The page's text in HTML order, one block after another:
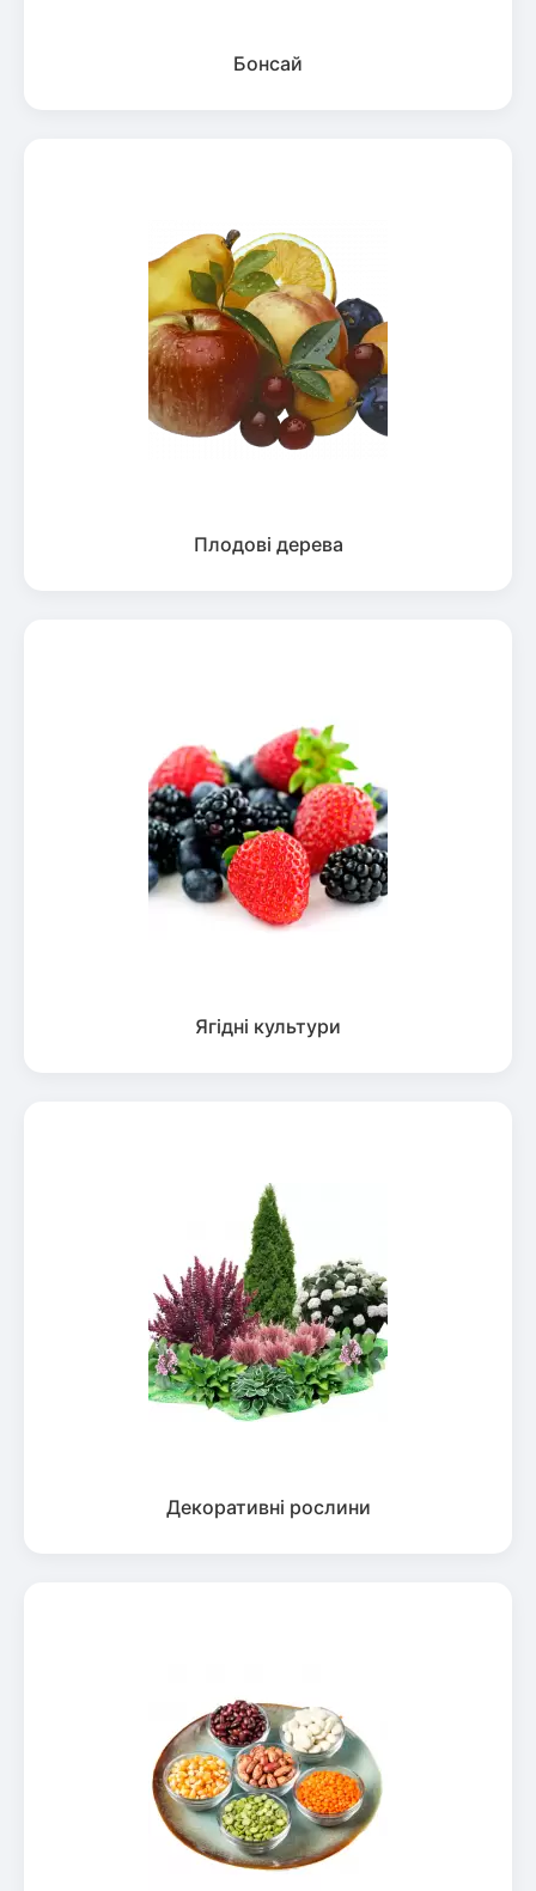
Бонсай
Плодові дерева
Ягідні культури
Декоративні рослини